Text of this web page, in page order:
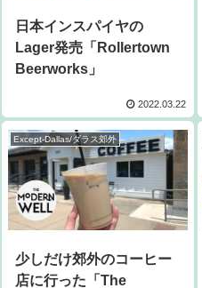
日本インスパイヤの
Lager発売「Rollertown
Beerworks」
2022.03.22
Except-Dallas/ダラス郊外
少しだけ郊外のコーヒー
店に行った「The